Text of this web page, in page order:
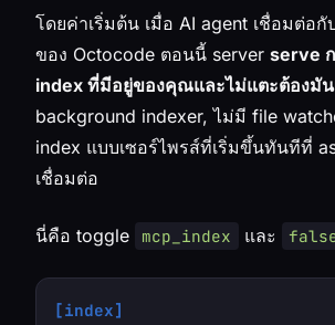
โดยค่าเริ่มต้น เมื่อ AI agent เชื่อมต่อกั
ของ Octocode ตอนนี้ server serve
index ที่มีอยู่ของคุณและไม่แตะต้องมัน
background indexer, ไม่มี file
index แบบเซอร์ไพรส์ที่เริ่มขึ้นทันทีที่
เชื่อมต่อ
นี่คือ toggle mcp_index และ
[index]